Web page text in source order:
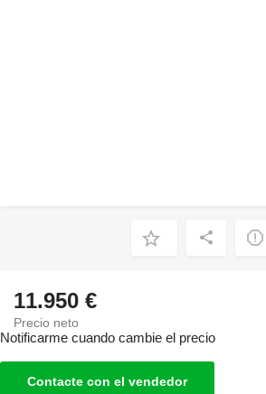
11.950 €
Precio neto
Notificarme cuando cambie el precio
Contacte con el vendedor